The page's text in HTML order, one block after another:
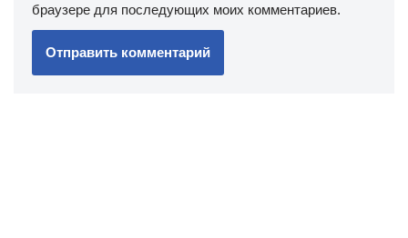
браузере для последующих моих комментариев.